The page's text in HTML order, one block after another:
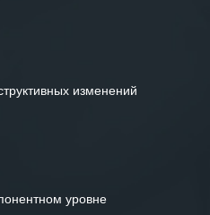
изменений
уровне